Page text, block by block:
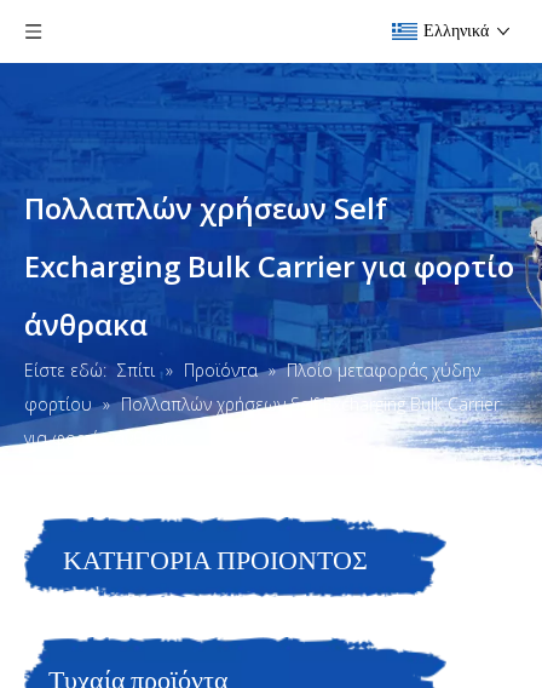
Ελληνικά
Πολλαπλών χρήσεων Self
Excharging Bulk Carrier για φορτίο
άνθρακα
Είστε εδώ: Σπίτι » Προϊόντα » Πλοίο μεταφοράς χύδην
φορτίου » Πολλαπλών χρήσεων Self Excharging Bulk Carrier
για φορτίο άνθρακα
ΚΑΤΗΓΟΡΙΑ ΠΡΟΙΟΝΤΟΣ
Τυχαία προϊόντα